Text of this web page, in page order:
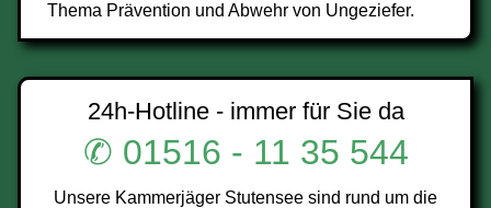
Thema Prävention und Abwehr von Ungeziefer.
24h-Hotline - immer für Sie da
✆ 01516 - 11 35 544
Unsere Kammerjäger Stutensee sind rund um die